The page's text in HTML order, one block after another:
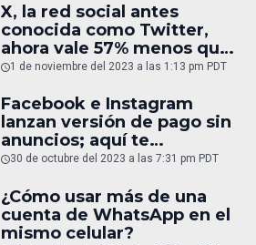
X, la red social antes
conocida como Twitter,
ahora vale 57% menos que
cuando la compró Elon
1 de noviembre del 2023 a las 1:13 pm PDT
Facebook e Instagram
lanzan versión de pago sin
anuncios; aquí te
explicamos de qué trata
30 de octubre del 2023 a las 7:31 pm PDT
¿Cómo usar más de una
cuenta de WhatsApp en el
mismo celular?